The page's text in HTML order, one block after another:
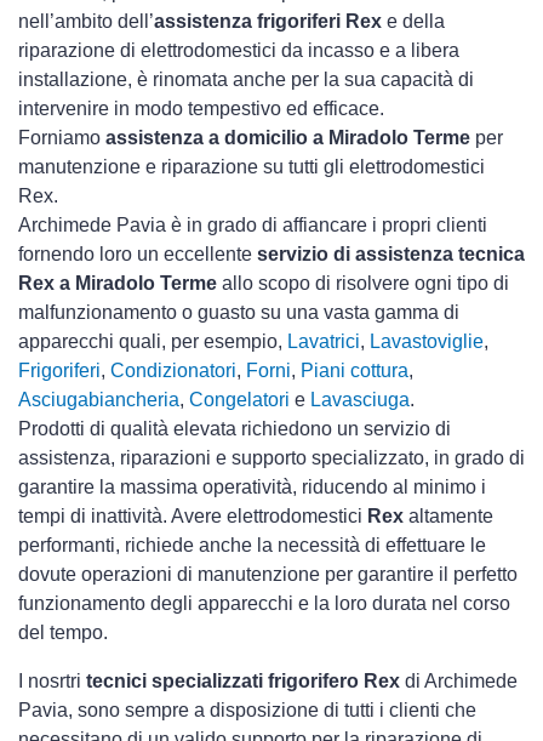
nell’ambito dell’assistenza frigoriferi Rex e della
riparazione di elettrodomestici da incasso e a libera
installazione, è rinomata anche per la sua capacità di
intervenire in modo tempestivo ed efficace.
Forniamo assistenza a domicilio a Miradolo Terme per
manutenzione e riparazione su tutti gli elettrodomestici
Rex.
Archimede Pavia è in grado di affiancare i propri clienti
fornendo loro un eccellente servizio di assistenza tecnica
Rex a Miradolo Terme allo scopo di risolvere ogni tipo di
malfunzionamento o guasto su una vasta gamma di
apparecchi quali, per esempio, Lavatrici, Lavastoviglie,
Frigoriferi, Condizionatori, Forni, Piani cottura,
Asciugabiancheria, Congelatori e Lavasciuga.
Prodotti di qualità elevata richiedono un servizio di
assistenza, riparazioni e supporto specializzato, in grado di
garantire la massima operatività, riducendo al minimo i
tempi di inattività. Avere elettrodomestici Rex altamente
performanti, richiede anche la necessità di effettuare le
dovute operazioni di manutenzione per garantire il perfetto
funzionamento degli apparecchi e la loro durata nel corso
del tempo.
I nosrtri tecnici specializzati frigorifero Rex di Archimede
Pavia, sono sempre a disposizione di tutti i clienti che